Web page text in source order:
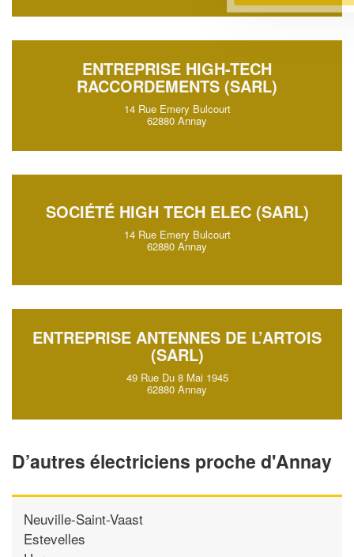
ENTREPRISE HIGH-TECH
RACCORDEMENTS (SARL)
14 Rue Emery Bulcourt
62880 Annay
SOCIÉTÉ HIGH TECH ELEC (SARL)
14 Rue Emery Bulcourt
62880 Annay
ENTREPRISE ANTENNES DE L’ARTOIS
(SARL)
49 Rue Du 8 Mai 1945
62880 Annay
D’autres électriciens proche d'Annay
Neuville-Saint-Vaast
Estevelles